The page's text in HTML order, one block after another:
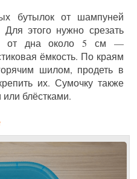
бутылок от шампуней
этого нужно срезать
от дна около 5 см —
ёмкость. По краям
шилом, продеть в
их. Сумочку также
блёстками.